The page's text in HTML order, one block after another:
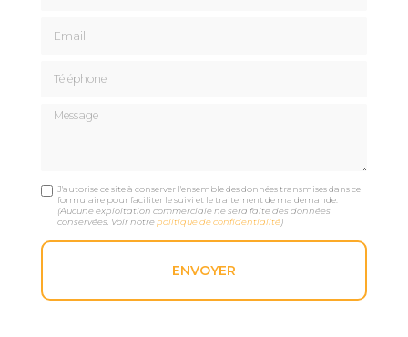
Message
J'autorise ce site à conserver l'ensemble des données transmises dans ce
formulaire pour faciliter le suivi et le traitement de ma demande.
(Aucune exploitation commerciale ne sera faite des données
conservées. Voir notrepolitique de confidentialité)